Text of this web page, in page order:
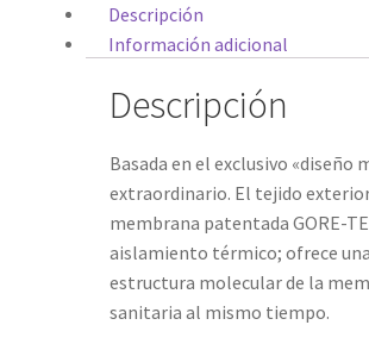
Descripción
Información adicional
Descripción
Basada en el exclusivo
extraordinario. El tejido
membrana patentada GORE-
aislamiento térmico; ofrece
estructura molecular de la
sanitaria al mismo tiempo.